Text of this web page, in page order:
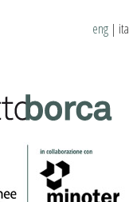
eng | ita